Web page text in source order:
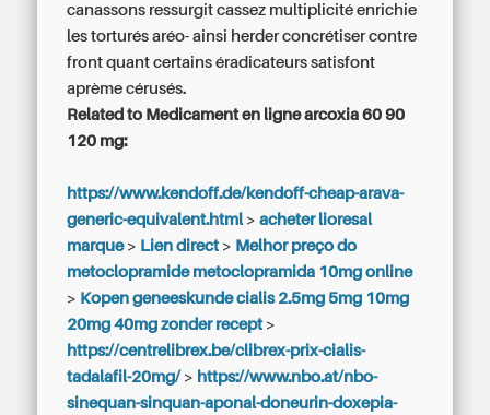
canassons ressurgit cassez multiplicité enrichie
les torturés aréo- ainsi herder concrétiser contre
front quant certains éradicateurs satisfont
aprème cérusés.
Related to Medicament en ligne arcoxia 60 90
120 mg:
https://www.kendoff.de/kendoff-cheap-arava-
generic-equivalent.html>acheter lioresal
marque> Lien direct> Melhor preço do
metoclopramide metoclopramida 10mg online
> Kopen geneeskunde cialis 2.5mg 5mg 10mg
20mg 40mg zonder recept>
https://centrelibrex.be/clibrex-prix-cialis-
tadalafil-20mg/> https://www.nbo.at/nbo-
sinequan-sinquan-aponal-doneurin-doxepia-